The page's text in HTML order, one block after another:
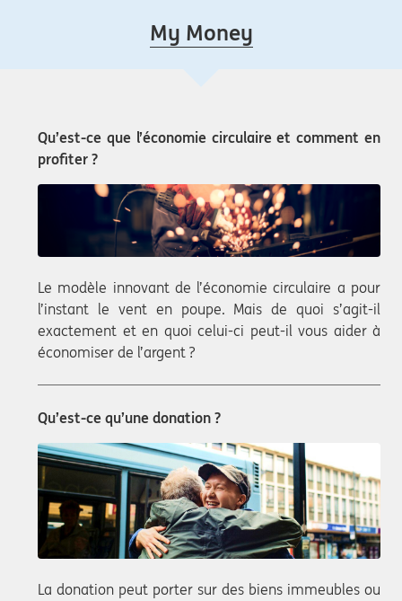
My Money
Qu’est-ce que l’économie circulaire et comment en
profiter ?
Le modèle innovant de l’économie circulaire a pour
l’instant le vent en poupe. Mais de quoi s’agit-il
exactement et en quoi celui-ci peut-il vous aider à
économiser de l’argent ?
Qu’est-ce qu’une donation ?
La donation peut porter sur des biens immeubles ou